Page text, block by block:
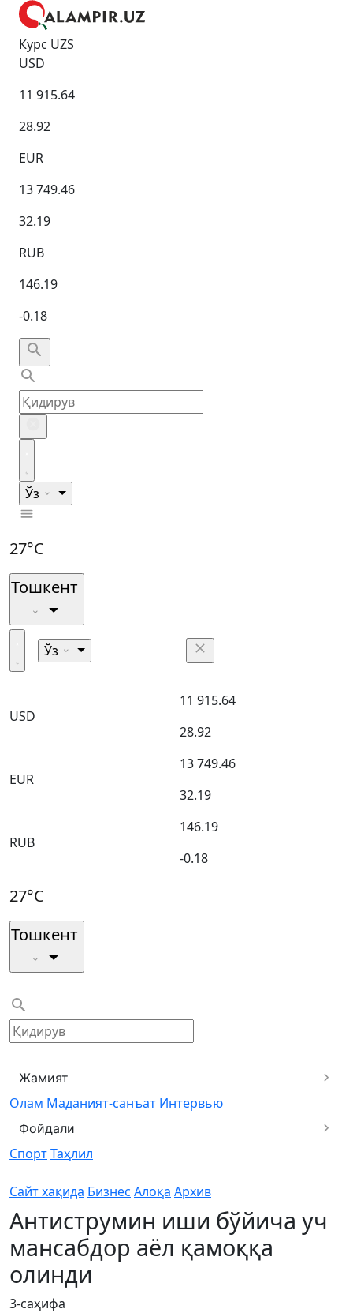
Курс UZS
USD
11 915.64
28.92
EUR
13 749.46
32.19
RUB
146.19
-0.18
Ўз
27°C
Тошкент
Ўз
USD
11 915.64
28.92
EUR
13 749.46
32.19
RUB
146.19
-0.18
27°C
Тошкент
Жамият
Олам Маданият-санъат Интервью
Фойдали
СпортТаҳлил
Сайт хақида Бизнес Алоқа Архив
Антиструмин иши бўйича уч
мансабдор аёл қамоққа
олинди
3-саҳифа